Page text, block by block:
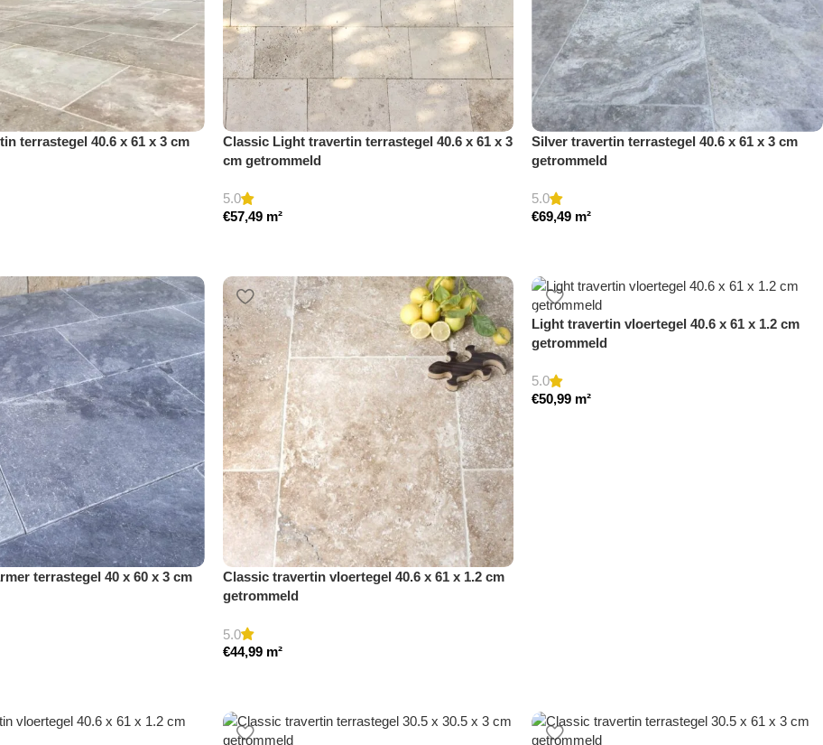
terrastegel 40.6 x 61 x 3 cm
Classic Light travertin terrastegel 40.6 x 61 x 3
cm getrommeld
5.0
€57,49 m²
Silver travertin terrastegel 40.6 x 61 x 3 cm
getrommeld
5.0
€69,49 m²
terrastegel 40 x 60 x 3 cm
Classic travertin vloertegel 40.6 x 61 x 1.2 cm
getrommeld
5.0
€44,99 m²
Light travertin vloertegel 40.6 x 61 x 1.2 cm
getrommeld
5.0
€50,99 m²